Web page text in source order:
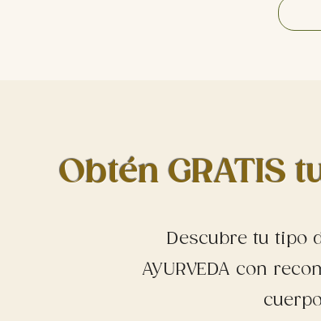
Obtén GRATIS
Descubre tu tipo
AYURVEDA con